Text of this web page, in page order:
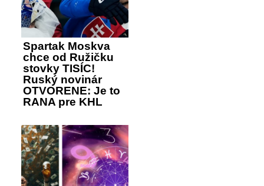
Spartak Moskva
chce od Ružičku
stovky TISÍC!
Ruský novinár
OTVORENE: Je to
RANA pre KHL